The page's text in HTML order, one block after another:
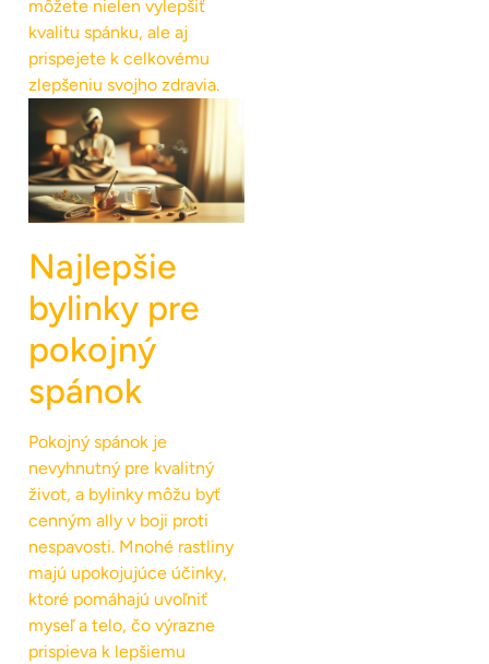
môžete nielen vylepšiť
kvalitu spánku, ale aj
prispejete k celkovému
zlepšeniu svojho zdravia.
Najlepšie
bylinky pre
pokojný
spánok
Pokojný spánok je
nevyhnutný pre kvalitný
život, a bylinky môžu byť
cenným ally v boji proti
nespavosti. Mnohé rastliny
majú upokojujúce účinky,
ktoré pomáhajú uvoľniť
myseľ a telo, čo výrazne
prispieva k lepšiemu